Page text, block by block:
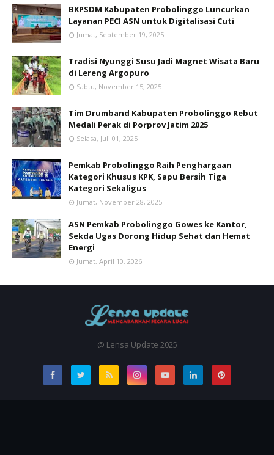
BKPSDM Kabupaten Probolinggo Luncurkan
Layanan PECI ASN untuk Digitalisasi Cuti
Jumat, September 19, 2025
Tradisi Nyunggi Susu Jadi Magnet Wisata Baru
di Lereng Argopuro
Sabtu, November 15, 2025
Tim Drumband Kabupaten Probolinggo Rebut
Medali Perak di Porprov Jatim 2025
Selasa, Juli 01, 2025
Pemkab Probolinggo Raih Penghargaan
Kategori Khusus KPK, Sapu Bersih Tiga
Kategori Sekaligus
Jumat, November 28, 2025
ASN Pemkab Probolinggo Gowes ke Kantor,
Sekda Ugas Dorong Hidup Sehat dan Hemat
Energi
Jumat, April 10, 2026
@ Lensa Update 2025